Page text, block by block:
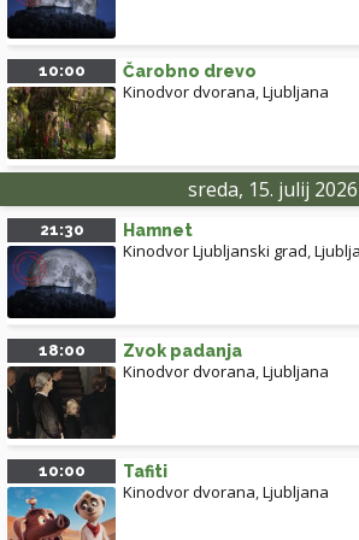
10:00 Čarobno drevo
Kinodvor dvorana,Ljubljana
sreda, 15. julij 2026
21:30 Hamnet
Kinodvor Ljubljanski grad,
18:00 Zvok padanja
Kinodvor dvorana,Ljubljana
10:00 Tafiti
Kinodvor dvorana,Ljubljana